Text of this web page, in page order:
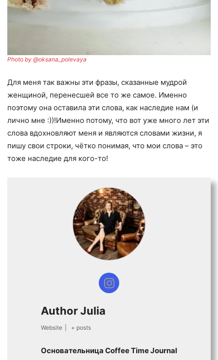
Photo by @oksana_polevaya
Для меня так важны эти фразы, сказанные мудрой
женщиной, перенесшей все то же самое. Именно
поэтому она оставила эти слова, как наследие нам (и
лично мне :))!Именно потому, что вот уже много лет эти
слова вдохновляют меня и являются словами жизни, я
пишу свои строки, чётко понимая, что мои слова – это
тоже наследие для кого-то!
Author Julia
Website + posts
Основательница Сoffee Time Journal